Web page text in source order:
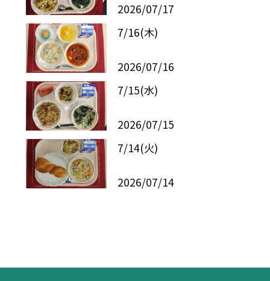
2026/07/17
7/16(木)
2026/07/16
7/15(水)
2026/07/15
7/14(火)
2026/07/14